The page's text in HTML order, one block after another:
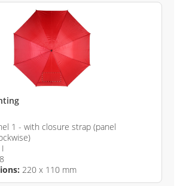
1 - with closure strap (panel
I
8
220 x 110 mm